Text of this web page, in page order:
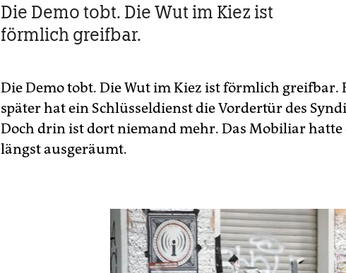
Die Demo tobt. Die Wut im Kiez ist
förmlich greifbar.
Die Demo tobt. Die Wut im Kiez ist förmlich greifbar.
später hat ein Schlüsseldienst die Vordertür des
Doch drin ist dort niemand mehr. Das Mobiliar hatte
längst ausgeräumt.